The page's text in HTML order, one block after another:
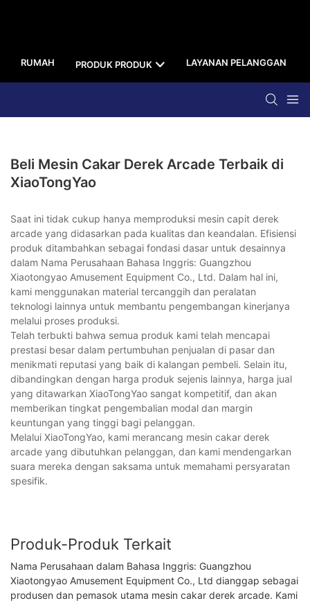
RUMAH PRODUK PRODUK LAYANAN PELANGGAN
Beli Mesin Cakar Derek Arcade Terbaik di
XiaoTongYao
Saat ini tidak cukup hanya memproduksi mesin capit derek
arcade yang didasarkan pada kualitas dan keandalan. Efisiensi
produk ditambahkan sebagai fondasi dasar untuk desainnya
dalam Nama Perusahaan Bahasa Inggris: Guangzhou
Xiaotongyao Amusement Equipment Co., Ltd. Dalam hal ini,
kami menggunakan material tercanggih dan peralatan
teknologi lainnya untuk membantu pengembangan kinerjanya
melalui proses produksi.
Telah terbukti bahwa semua produk kami telah mencapai
prestasi besar dalam pertumbuhan penjualan di pasar dan
menikmati reputasi yang baik di kalangan pembeli. Selain itu,
dibandingkan dengan harga produk sejenis lainnya, harga jual
yang ditawarkan XiaoTongYao sangat kompetitif, dan akan
memberikan tingkat pengembalian modal dan margin
keuntungan yang tinggi bagi pelanggan.
Melalui XiaoTongYao, kami merancang mesin cakar derek
arcade yang dibutuhkan pelanggan, dan kami mendengarkan
suara mereka dengan saksama untuk memahami persyaratan
spesifik.
Produk-Produk Terkait
Nama Perusahaan dalam Bahasa Inggris: Guangzhou
Xiaotongyao Amusement Equipment Co., Ltd dianggap sebagai
produsen dan pemasok utama mesin cakar derek arcade. Kami